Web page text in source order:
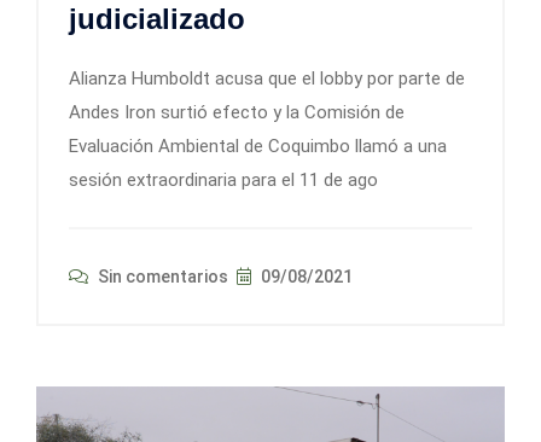
judicializado
Alianza Humboldt acusa que el lobby por parte de
Andes Iron surtió efecto y la Comisión de
Evaluación Ambiental de Coquimbo llamó a una
sesión extraordinaria para el 11 de ago
Sin comentarios 09/08/2021